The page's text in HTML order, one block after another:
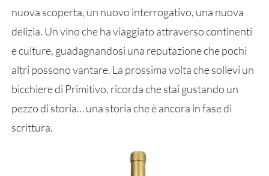
nuova scoperta, un nuovo interrogativo, una nuova
delizia. Un vino che ha viaggiato attraverso continenti
e culture, guadagnandosi una reputazione che pochi
altri possono vantare. La prossima volta che sollevi un
bicchiere di Primitivo, ricorda che stai gustando un
pezzo di storia… una storia che è ancora in fase di
scrittura.